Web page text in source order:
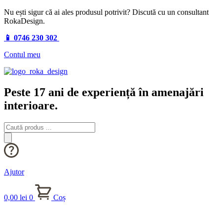
Nu ești sigur că ai ales produsul potrivit? Discută cu un consultant
RokaDesign.
📱 0746 230 302
Contul meu
Peste 17 ani de experiență în amenajări
interioare.
Products
search
Ajutor
0,00 lei 0
Coș